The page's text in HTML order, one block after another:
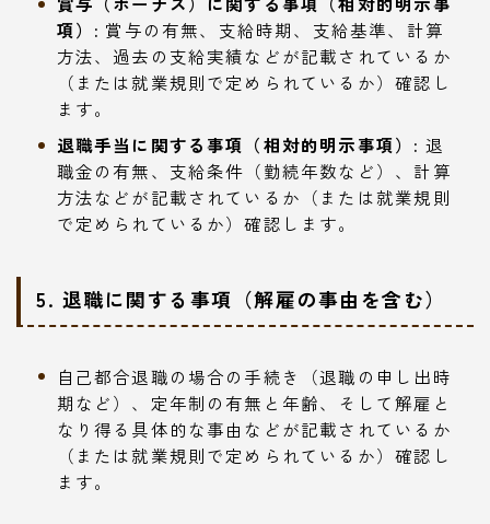
項）: 賞与の有無、支給時期、支給基準、計算
方法、過去の支給実績などが記載されているか
（または就業規則で定められているか）確認し
ます。
退職手当に関する事項（相対的明示事項）: 退
職金の有無、支給条件（勤続年数など）、計算
方法などが記載されているか（または就業規則
で定められているか）確認します。
5. 退職に関する事項（解雇の事由を含む）
自己都合退職の場合の手続き（退職の申し出時
期など）、定年制の有無と年齢、そして解雇と
なり得る具体的な事由などが記載されているか
（または就業規則で定められているか）確認し
ます。